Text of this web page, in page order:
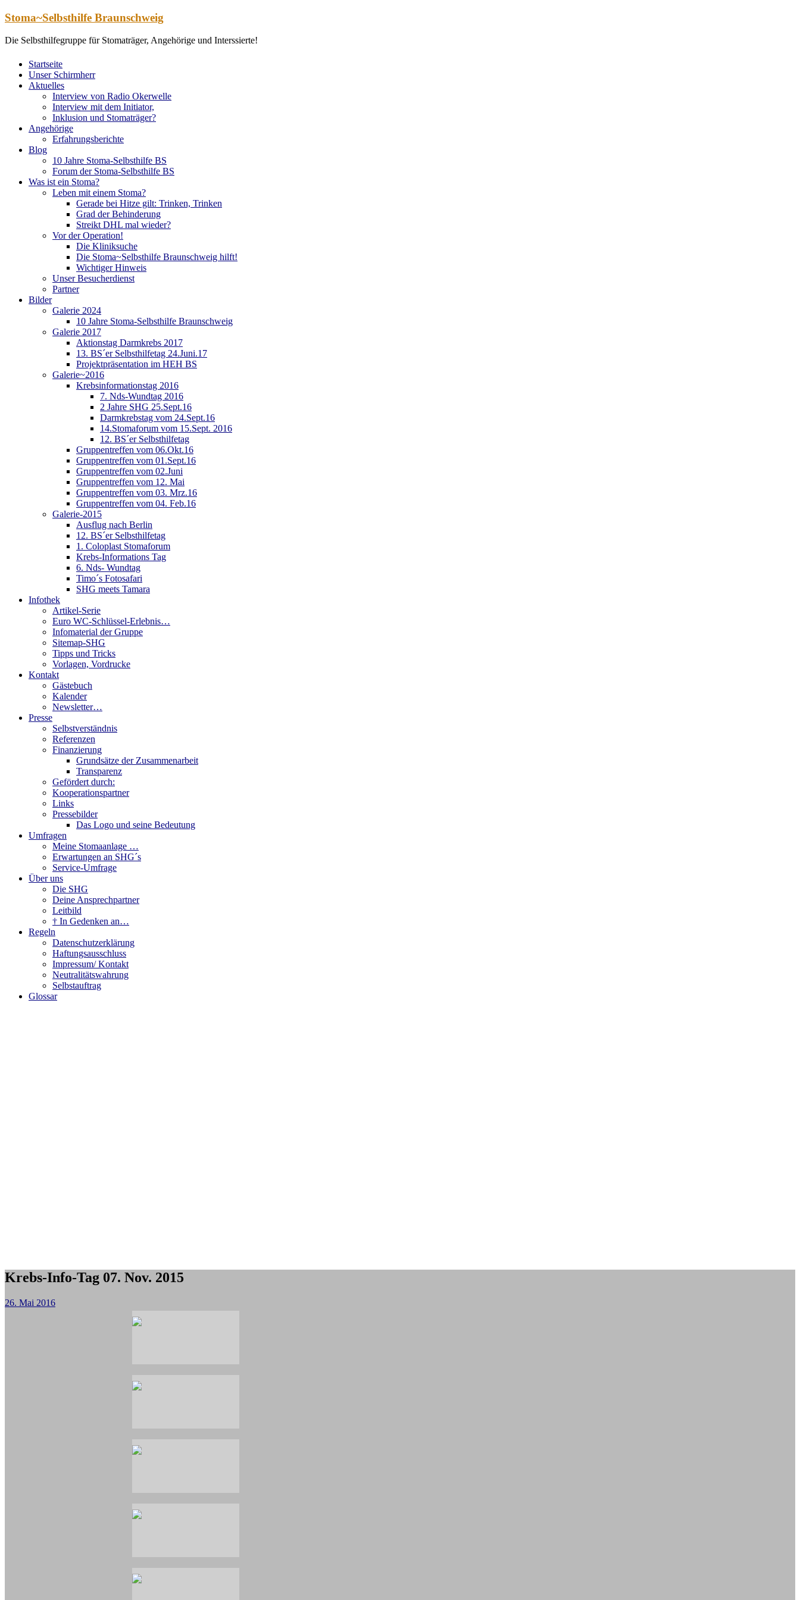
Zum
springen
Stoma~Selbsthilfe Braunschweig
Die Selbsthilfegruppe für Stomaträger, Angehörige und Interssierte!
Startseite
Unser Schirmherr
Aktuelles
Interview von Radio Okerwelle
Interview mit dem Initiator,
Inklusion und Stomaträger?
Angehörige
Erfahrungsberichte
Blog
10 Jahre Stoma-Selbsthilfe BS
Forum der Stoma-Selbsthilfe BS
Was ist ein Stoma?
Leben mit einem Stoma?
Gerade bei Hitze gilt: Trinken, Trinken
Grad der Behinderung
Streikt DHL mal wieder?
Vor der Operation!
Die Kliniksuche
Die Stoma~Selbsthilfe Braunschweig hilft!
Wichtiger Hinweis
Unser Besucherdienst
Partner
Bilder
Galerie 2024
10 Jahre Stoma-Selbsthilfe Braunschweig
Galerie 2017
Aktionstag Darmkrebs 2017
13. BS´er Selbsthilfetag 24.Juni.17
Projektpräsentation im HEH BS
Galerie~2016
Krebsinformationstag 2016
7. Nds-Wundtag 2016
2 Jahre SHG 25.Sept.16
Darmkrebstag vom 24.Sept.16
14.Stomaforum vom 15.Sept. 2016
12. BS´er Selbsthilfetag
Gruppentreffen vom 06.Okt.16
Gruppentreffen vom 01.Sept.16
Gruppentreffen vom 02.Juni
Gruppentreffen vom 12. Mai
Gruppentreffen vom 03. Mrz.16
Gruppentreffen vom 04. Feb.16
Galerie-2015
Ausflug nach Berlin
12. BS´er Selbsthilfetag
1. Coloplast Stomaforum
Krebs-Informations Tag
6. Nds- Wundtag
Timo´s Fotosafari
SHG meets Tamara
Infothek
Artikel-Serie
Euro WC-Schlüssel-Erlebnis…
Infomaterial der Gruppe
Sitemap-SHG
Tipps und Tricks
Vorlagen, Vordrucke
Kontakt
Gästebuch
Kalender
Newsletter…
Presse
Selbstverständnis
Referenzen
Finanzierung
Grundsätze der Zusammenarbeit
Transparenz
Gefördert durch:
Kooperationspartner
Links
Pressebilder
Das Logo und seine Bedeutung
Umfragen
Meine Stomaanlage …
Erwartungen an SHG´s
Service-Umfrage
Über uns
Die SHG
Deine Ansprechpartner
Leitbild
† In Gedenken an…
Regeln
Datenschutzerklärung
Haftungsausschluss
Impressum/ Kontakt
Neutralitätswahrung
Selbstauftrag
Glossar
Krebs-Info-Tag 07. Nov. 2015
26. Mai 2016